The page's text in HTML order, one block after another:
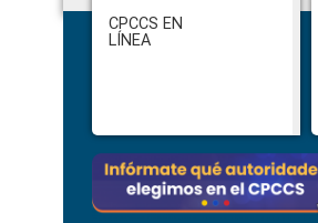
Footer
CPCCS EN
LÍNEA